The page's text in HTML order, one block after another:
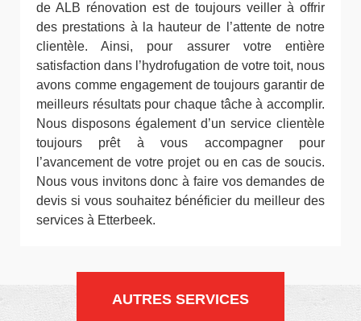
de ALB rénovation est de toujours veiller à offrir
des prestations à la hauteur de l’attente de notre
clientèle. Ainsi, pour assurer votre entière
satisfaction dans l’hydrofugation de votre toit, nous
avons comme engagement de toujours garantir de
meilleurs résultats pour chaque tâche à accomplir.
Nous disposons également d’un service clientèle
toujours prêt à vous accompagner pour
l’avancement de votre projet ou en cas de soucis.
Nous vous invitons donc à faire vos demandes de
devis si vous souhaitez bénéficier du meilleur des
services à Etterbeek.
AUTRES SERVICES